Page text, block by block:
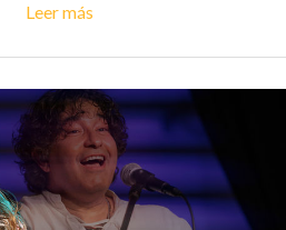
Leer más